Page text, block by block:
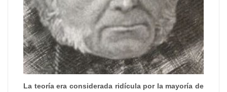
La teoría era considerada ridícula por la mayoría de